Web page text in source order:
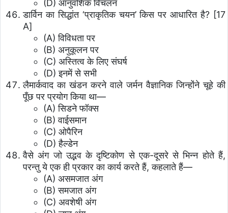
(D) आनुवंशिक विचलन
डार्विन का सिद्धांत ‘प्राकृतिक चयन’ किस पर आधारित है? [17
A]
(A) विविधता पर
(B) अनुकूलन पर
(C) अस्तित्व के लिए संघर्ष
(D) इनमें से सभी
लैमार्कवाद का खंडन करने वाले जर्मन वैज्ञानिक जिन्होंने चूहे की
पूँछ पर प्रयोग किया था—
(A) सिडने फॉक्स
(B) वाईसमान
(C) ओपैरिन
(D) हैल्डेन
वैसे अंग जो उद्भव के दृष्टिकोण से एक-दूसरे से भिन्न होते हैं,
परन्तु ये एक ही प्रकार का कार्य करते हैं, कहलाते हैं—
(A) असमजात अंग
(B) समजात अंग
(C) अवशेषी अंग